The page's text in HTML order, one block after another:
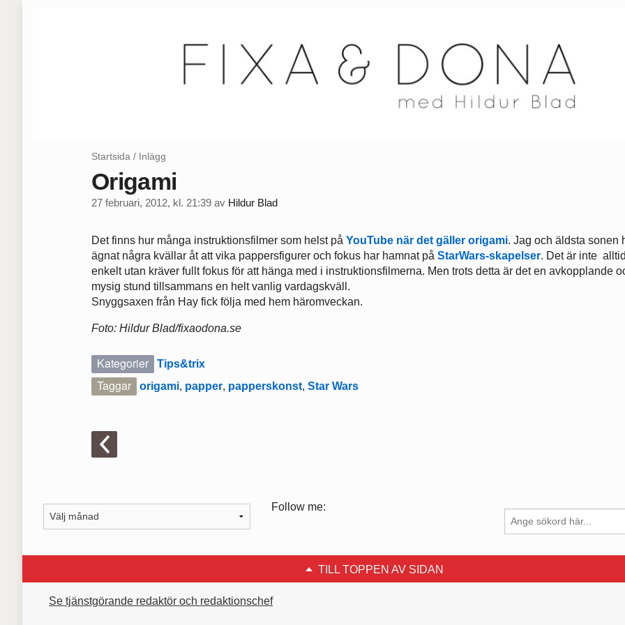
Startsida / Inlägg
Origami
27 februari, 2012, kl. 21:39 av Hildur Blad
Det finns hur många instruktionsfilmer som helst påYouTube när det gäller origami. Jag och äldsta sonen
ägnat några kvällar åt att vika pappersfigurer och fokus har hamnat påStarWars-skapelser. Det är inte
enkelt utan kräver fullt fokus för att hänga med i instruktionsfilmerna. Men trots detta är det en avkopplande
mysig stund tillsammans en helt vanlig vardagskväll.
Snyggsaxen från Hay fick följa med hem häromveckan.
Foto: Hildur Blad/fixaodona.se
Kategorier Tips&trix
Taggar origami, papper, papperskonst,Star Wars
Follow me:
TILL TOPPEN AV SIDAN
Se tjänstgörande redaktör och redaktionschef